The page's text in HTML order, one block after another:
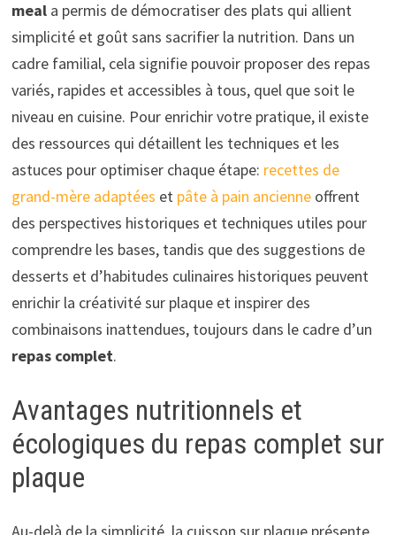
meala permis de démocratiser des plats qui allient
simplicité et goût sans sacrifier la nutrition. Dans un
cadre familial, cela signifie pouvoir proposer des repas
variés, rapides et accessibles à tous, quel que soit le
niveau en cuisine. Pour enrichir votre pratique, il existe
des ressources qui détaillent les techniques et les
astuces pour optimiser chaque étape: recettes de
grand-mère adaptées et pâte à pain ancienneoffrent
des perspectives historiques et techniques utiles pour
comprendre les bases, tandis que des suggestions de
desserts et d’habitudes culinaires historiques peuvent
enrichir la créativité sur plaque et inspirer des
combinaisons inattendues, toujours dans le cadre d’un
repas complet.
Avantages nutritionnels et
écologiques du repas complet sur
plaque